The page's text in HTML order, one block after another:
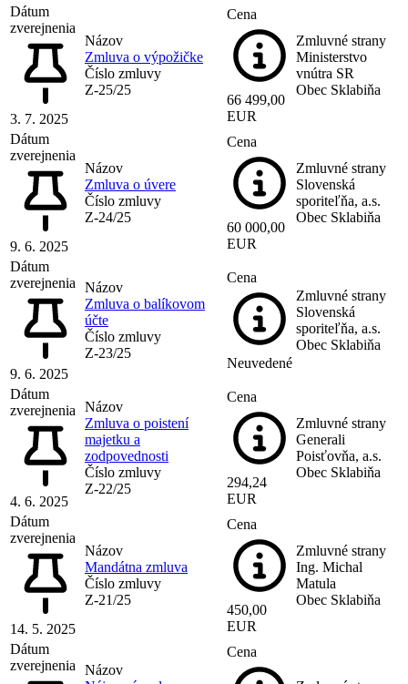
Dátum
zverejnenia
3. 7. 2025
Názov
Zmluva o výpožičke
Číslo zmluvy
Z-25/25
Cena
66 499,00
EUR
Zmluvné strany
Ministerstvo
vnútra SR
Obec Sklabiňa
Dátum
zverejnenia
9. 6. 2025
Názov
Zmluva o úvere
Číslo zmluvy
Z-24/25
Cena
60 000,00
EUR
Zmluvné strany
Slovenská
sporiteľňa, a.s.
Obec Sklabiňa
Dátum
zverejnenia
9. 6. 2025
Názov
Zmluva o balíkovom
účte
Číslo zmluvy
Z-23/25
Cena
Neuvedené
Zmluvné strany
Slovenská
sporiteľňa, a.s.
Obec Sklabiňa
Dátum
zverejnenia
4. 6. 2025
Názov
Zmluva o poistení
majetku a
zodpovednosti
Číslo zmluvy
Z-22/25
Cena
294,24
EUR
Zmluvné strany
Generali
Poisťovňa, a.s.
Obec Sklabiňa
Dátum
zverejnenia
14. 5. 2025
Názov
Mandátna zmluva
Číslo zmluvy
Z-21/25
Cena
450,00
EUR
Zmluvné strany
Ing. Michal
Matula
Obec Sklabiňa
Dátum
zverejnenia
Názov
Cena